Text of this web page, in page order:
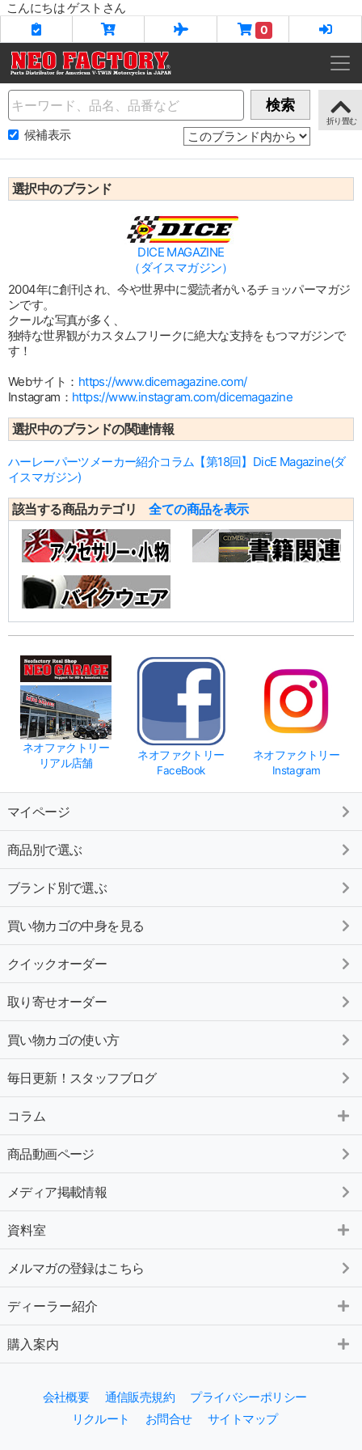
こんにちは ゲストさん
0
Name 検索
候補表示
選択中のブランド
DICE MAGAZINE
（ダイスマガジン）
2004年に創刊され、今や世界中に愛読者がいるチョッパーマガジ
ンです。
クールな写真が多く、
独特な世界観がカスタムフリークに絶大な支持をもつマガジンで
す！
Webサイト： https://www.dicemagazine.com/
Instagram： https://www.instagram.com/dicemagazine
選択中のブランドの関連情報
ハーレーパーツメーカー紹介コラム【第18回】DicE Magazine(ダ
イスマガジン)
該当する商品カテゴリ全ての商品を表示
ネオファクトリー
リアル店舗
ネオファクトリー
FaceBook
ネオファクトリー
Instagram
マイページ
商品別で選ぶ
ブランド別で選ぶ
買い物カゴの中身を見る
クイックオーダー
取り寄せオーダー
買い物カゴの使い方
毎日更新！スタッフブログ
コラム
商品動画ページ
メディア掲載情報
資料室
メルマガの登録はこちら
ディーラー紹介
購入案内
会社概要 通信販売規約
プライバシーポリシー
リクルート
お問合せ サイトマップ